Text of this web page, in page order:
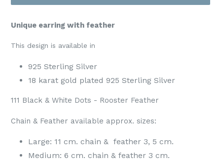
Unique earring with feather
This design is available in
925 Sterling Silver
18 karat gold plated 925 Sterling Silver
111 Black & White Dots - Rooster Feather
Chain & Feather available approx. sizes:
Large: 11 cm. chain & feather 3, 5 cm.
Medium: 6 cm. chain & feather 3 cm.